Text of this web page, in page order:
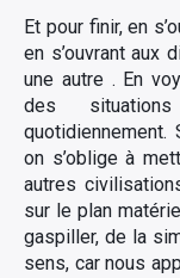
Et pour finir, en
en s’ouvrant aux
une autre . En
des
on s’oblige à
autres
sur le plan
gaspiller, de la
sens, car nous